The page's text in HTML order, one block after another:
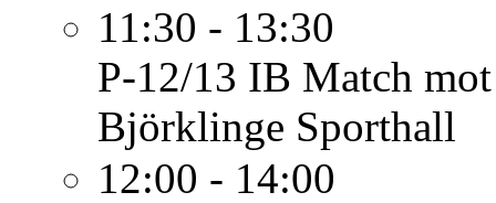
11:30 - 13:30
P-12/13 IB Match
Björklinge Sporthall
12:00 - 14:00